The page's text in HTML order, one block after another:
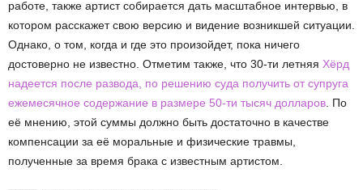
работе, также артист собирается дать масштабное интервью, в
котором расскажет свою версию и видение возникшей ситуации.
Однако, о том, когда и где это произойдет, пока ничего
достоверно не известно. Отметим также, что 30-ти летняя Хёрд
надеется после развода, по решению суда получить от супруга
ежемесячное содержание в размере 50-ти тысяч долларов . По
её мнению, этой суммы должно быть достаточно в качестве
компенсации за её моральные и физические травмы,
полученные за время брака с известным артистом.